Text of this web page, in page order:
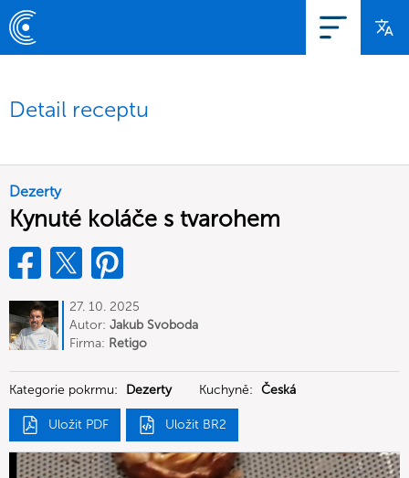
Detail receptu
Dezerty
Kynuté koláče s tvarohem
27. 10. 2025
Autor: Jakub Svoboda
Firma: Retigo
Kategorie pokrmu: Dezerty Kuchyně: Česká
Uložit PDF Uložit BR2